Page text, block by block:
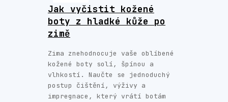
Jak vyčistit kožené
boty z hladké kůže po
zimě
Zima znehodnocuje vaše oblíbené
kožené boty solí, špínou a
vlhkostí. Naučte se jednoduchý
postup čištění, výživy a
impregnace, který vrátí botám